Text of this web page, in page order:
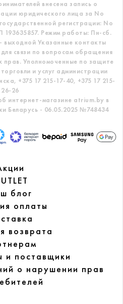
внесена запись о
юридического лица за No
регистрации: No
193635857. Режим работы: Пн-сб.
выходной Указанные контакты
связи по вопросам обращения
прав. Уполномоченные по защите
и услуг администрации
+375 17 215-17-40, +375 17 215-
26-26
интернет-магазине atrium.by в
Беларусь - 06.05.2025 №748434
блог
оплаты
возврата
и поставщики
о нарушении прав